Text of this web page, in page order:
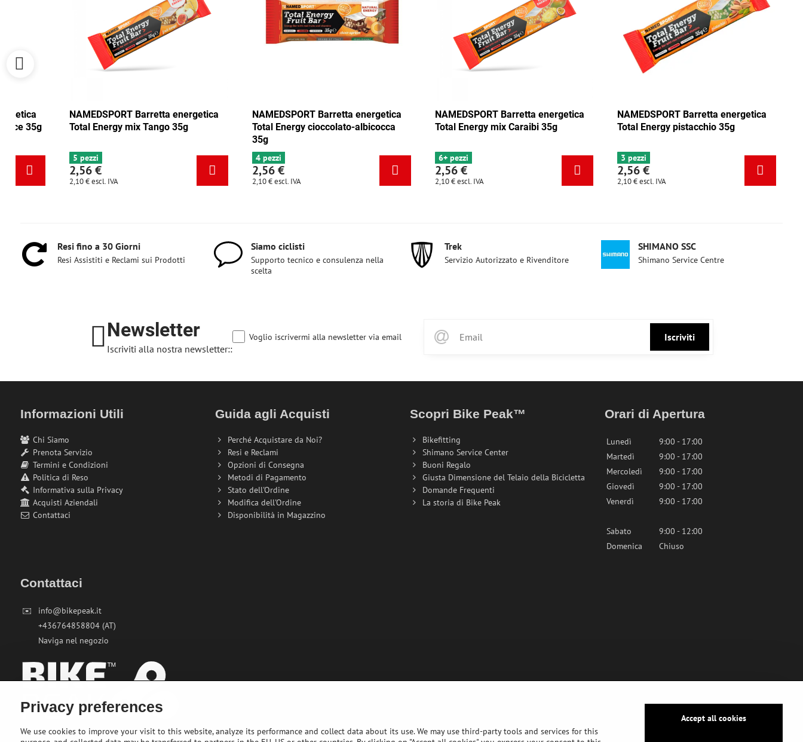
Barretta energetica
mirtillo rosso-noce 35g
NAMEDSPORT Barretta energetica
Total Energy mix Tango 35g
NAMEDSPORT Barretta energetica
Total Energy cioccolato-albicocca
NAMEDSPORT Barretta energetica
Total Energy mix Caraibi 35g
NAMEDSPORT Barretta
Total Energy pistacchio
Resi fino a 30 Giorni
Resi Assistiti e Reclami sui Prodotti
Siamo ciclisti
Supporto tecnico e consulenza nella
scelta
Trek
Servizio Autorizzato e Rivenditore
SHIMANO SSC
Shimano Service Centre
Newsletter
Iscriviti alla nostra newsletter::
Iscriviti
Voglio iscrivermi alla newsletter via email
Informazioni Utili
Chi Siamo
Prenota Servizio
Termini e Condizioni
Politica di Reso
Informativa sulla Privacy
Acquisti Aziendali
Contattaci
Guida agli Acquisti
Perché Acquistare da Noi?
Resi e Reclami
Opzioni di Consegna
Metodi di Pagamento
Stato dell'Ordine
Modifica dell'Ordine
Disponibilità in Magazzino
Scopri Bike Peak™
Bikefitting
Shimano Service Center
Buoni Regalo
Giusta Dimensione del Telaio della Bicicletta
Domande Frequenti
La storia di Bike Peak
Orari di Apertura
Lunedì
9:00 - 17:00
Martedì
9:00 - 17:00
Mercoledì
9:00 - 17:00
Giovedì
9:00 - 17:00
Venerdì
9:00 - 17:00
Sabato
9:00 - 12:00
Domenica
Chiuso
Contattaci
✉️
info@bikepeak.it
+436764858804 (AT)
Naviga nel negozio
Privacy preferences
We use cookies to improve your visit to this website, analyze its performance and collect data about its use. We may use third-party tools and services for this
Accept all cookies